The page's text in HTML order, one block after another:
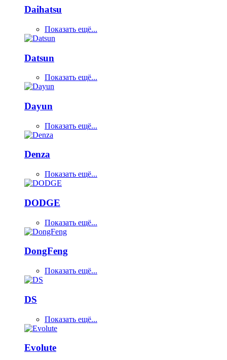
Daihatsu
Показать ещё...
Datsun
Показать ещё...
Dayun
Показать ещё...
Denza
Показать ещё...
DODGE
Показать ещё...
DongFeng
Показать ещё...
DS
Показать ещё...
Evolute